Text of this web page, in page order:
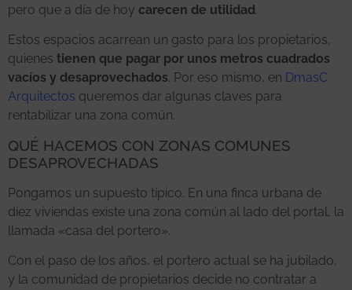
pero que a día de hoy carecen de utilidad.
Estos espacios acarrean un gasto para los propietarios,
quienes tienen que pagar por unos metros cuadrados
vacíos y desaprovechados. Por eso mismo, en DmasC
Arquitectos queremos dar algunas claves para
rentabilizar una zona común.
QUÉ HACEMOS CON ZONAS COMUNES
DESAPROVECHADAS
Pongamos un supuesto típico. En una finca urbana de
diez viviendas existe una zona común al lado del portal, la
llamada «casa del portero».
Con el paso de los años, el portero actual se ha jubilado,
y la comunidad de propietarios decide no contratar a